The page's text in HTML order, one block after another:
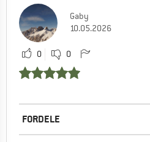
Gaby
10.05.2026
0 0
FORDELE